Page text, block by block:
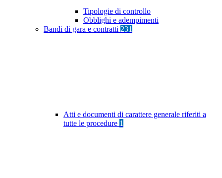
Tipologie di controllo
Obblighi e adempimenti
Bandi di gara e contratti 231
Atti e documenti di carattere generale riferiti a
tutte le procedure 1